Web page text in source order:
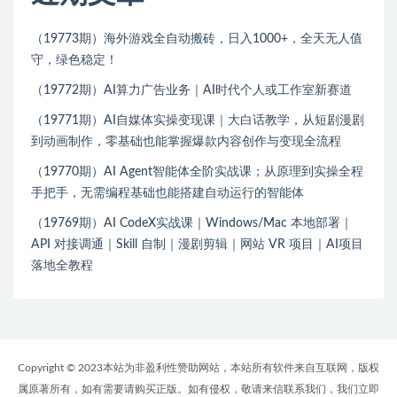
（19773期）海外游戏全自动搬砖，日入1000+，全天无人值
守，绿色稳定！
（19772期）AI算力广告业务｜AI时代个人或工作室新赛道
（19771期）AI自媒体实操变现课｜大白话教学，从短剧漫剧
到动画制作，零基础也能掌握爆款内容创作与变现全流程
（19770期）AI Agent智能体全阶实战课；从原理到实操全程
手把手，无需编程基础也能搭建自动运行的智能体
（19769期）AI CodeX实战课｜Windows/Mac 本地部署｜
API 对接调通｜Skill 自制｜漫剧剪辑｜网站 VR 项目｜AI项目
落地全教程
Copyright © 2023本站为非盈利性赞助网站，本站所有软件来自互联网，版权
属原著所有，如有需要请购买正版。如有侵权，敬请来信联系我们，我们立即